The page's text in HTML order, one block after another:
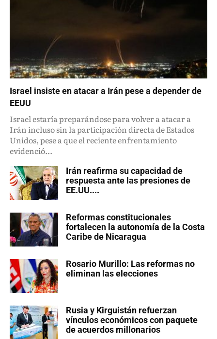
Israel insiste en atacar a Irán pese a depender de
EEUU
Israel estaría preparándose para volver a atacar a
Irán incluso sin la participación directa de Estados
Unidos, pese a que el reciente enfrentamiento
evidenció...
Irán reafirma su capacidad de
respuesta ante las presiones de
EE.UU....
Reformas constitucionales
fortalecen la autonomía de la Costa
Caribe de Nicaragua
Rosario Murillo: Las reformas no
eliminan las elecciones
Rusia y Kirguistán refuerzan
vínculos económicos con paquete
de acuerdos millonarios